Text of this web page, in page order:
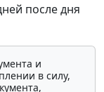
после дня
и
в силу,